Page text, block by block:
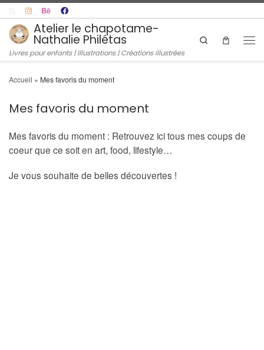
Skip to content
Atelier le chapotame-
Nathalie Philétas
Livres pour enfants | Illustrations | Créations illustrées
Search
Accueil » Mes favoris du moment
Mes favoris du moment
Mes favoris du moment : Retrouvez ici tous mes coups de
coeur que ce soit en art, food, lifestyle…
Je vous souhaite de belles découvertes !